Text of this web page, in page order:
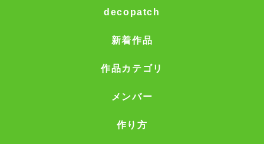
decopatch
新着作品
作品カテゴリ
メンバー
作り方